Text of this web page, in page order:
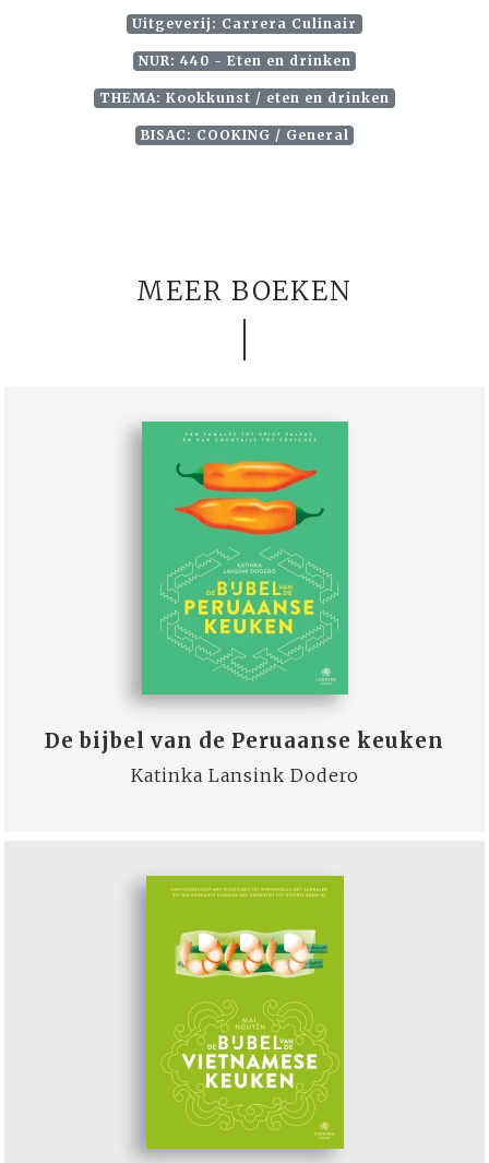
Uitgeverij: Carrera Culinair
NUR: 440 - Eten en drinken
THEMA: Kookkunst / eten en drinken
BISAC: COOKING / General
MEER BOEKEN
De bijbel van de Peruaanse keuken
Katinka Lansink Dodero